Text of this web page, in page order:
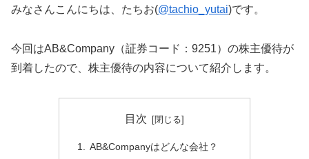
みなさんこんにちは、たちお(@tachio_yutai)です。
今回はAB&Company（証券コード：9251）の株主優待が
到着したので、株主優待の内容について紹介します。
目次
AB&Companyはどんな会社？